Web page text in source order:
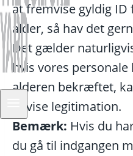
at fremvise gyldig
alder, så hav det
Det gælder
hvis vores
alderen bekræftet,
at vise legitimation.
Bemærk: Hvis du
du gå til indgangen